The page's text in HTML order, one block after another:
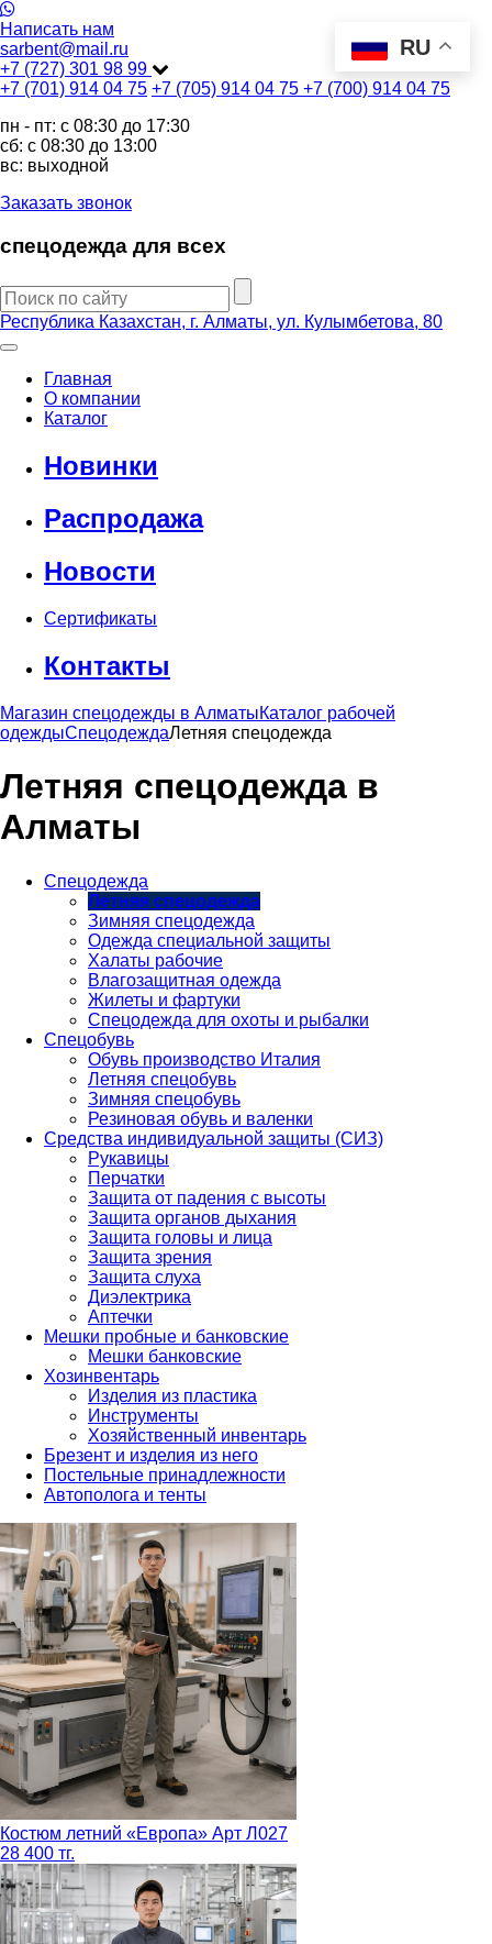
Написать нам
sarbent@mail.ru
+7 (727) 301 98 99
+7 (701) 914 04 75 +7 (705) 914 04 75 +7 (700) 914 04 75
пн - пт: c 08:30 до 17:30
сб: c 08:30 до 13:00
вс: выходной
Заказать звонок
спецодежда для всех
Республика Казахстан, г. Алматы, ул. Кулымбетова, 80
Главная
О компании
Каталог
Новинки
Распродажа
Новости
Сертификаты
Контакты
Магазин спецодежды в АлматыКаталог рабочей
одеждыСпецодеждаЛетняя спецодежда
Летняя спецодежда в
Алматы
Спецодежда
Летняя спецодежда
Зимняя спецодежда
Одежда специальной защиты
Халаты рабочие
Влагозащитная одежда
Жилеты и фартуки
Спецодежда для охоты и рыбалки
Спецобувь
Обувь производство Италия
Летняя спецобувь
Зимняя спецобувь
Резиновая обувь и валенки
Средства индивидуальной защиты (СИЗ)
Рукавицы
Перчатки
Защита от падения с высоты
Защита органов дыхания
Защита головы и лица
Защита зрения
Защита слуха
Диэлектрика
Аптечки
Мешки пробные и банковские
Мешки банковские
Хозинвентарь
Изделия из пластика
Инструменты
Хозяйственный инвентарь
Брезент и изделия из него
Постельные принадлежности
Автополога и тенты
Костюм летний «Европа» Арт Л027
28 400 тг.
RU